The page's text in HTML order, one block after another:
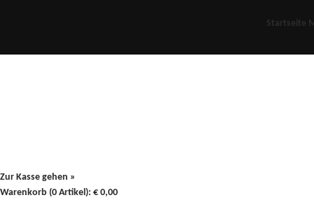
Startseite
Zur Kasse gehen »
Warenkorb (0 Artikel): € 0,00